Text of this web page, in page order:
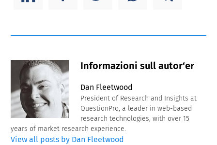
Informazioni sull autor‘er
Dan Fleetwood
President of Research and Insights at
QuestionPro, a leader in web-based
research technologies, with over 15
years of market research experience.
View all posts by Dan Fleetwood